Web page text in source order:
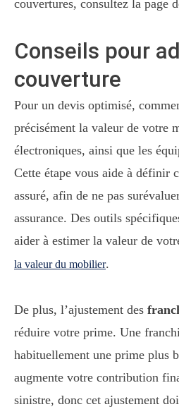
couvertures, consultez la page
Conseils pour
couverture
Pour un devis optimisé,
précisément la valeur de votre
électroniques, ainsi que les
Cette étape vous aide à définir
assuré, afin de ne pas
assurance. Des outils
aider à estimer la valeur de
la valeur du mobilier.
De plus, l’ajustement des
réduire votre prime. Une
habituellement une prime plus
augmente votre contribution
sinistre, donc cet ajustement